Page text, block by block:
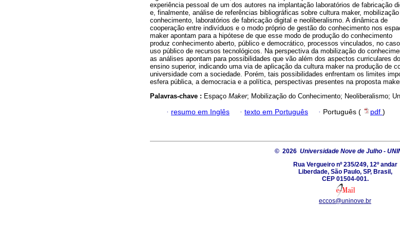
experiência pessoal de um dos autores na implantação laboratórios de fabricação
e, finalmente, análise de referências bibliográficas sobre cultura maker,
conhecimento, laboratórios de fabricação digital e neoliberalismo. A dinâmica de
cooperação entre indivíduos e o modo próprio de gestão do conhecimento nos
maker apontam para a hipótese de que esse modo de produção do conhecimento
produz conhecimento aberto, público e democrático, processos vinculados, no
uso público de recursos tecnológicos. Na perspectiva da mobilização do
as análises apontam para possibilidades que vão além dos aspectos curriculares do
ensino superior, indicando uma via de aplicação da cultura maker na produção de
universidade com a sociedade. Porém, tais possibilidades enfrentam os limites
esfera pública, a democracia e a política, perspectivas presentes na proposta
Palavras-chave : Espaço Maker; Mobilização do Conhecimento; Neoliberalismo;
· resumo em Inglês · texto em Português · Português ( pdf )
© 2026 Universidade Nove de Julho -
Rua Vergueiro nº 235/249, 12º andar
Liberdade, São Paulo, SP, Brasil,
CEP 01504-001.
eccos@uninove.br